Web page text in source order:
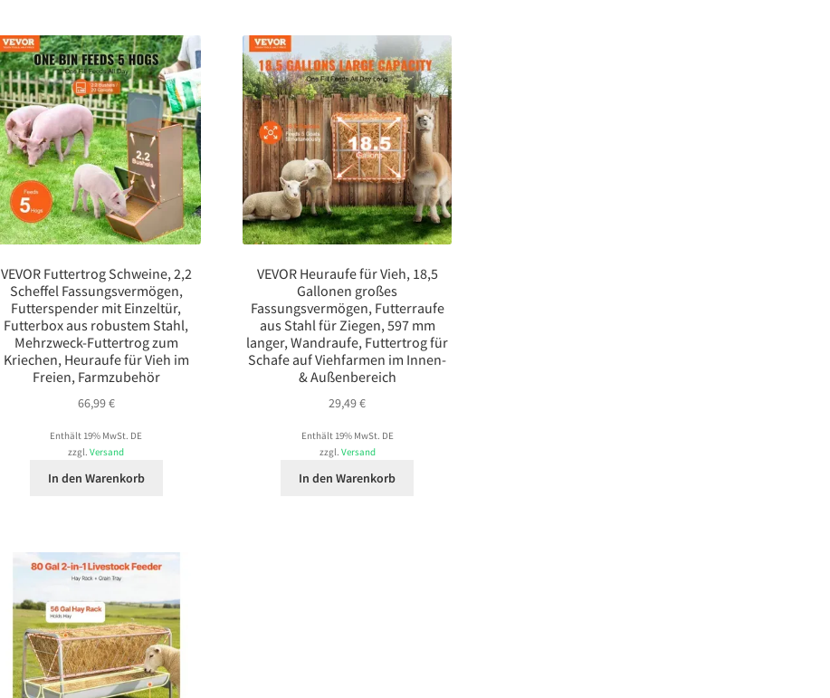
VEVOR Futtertrog Schweine, 2,2
Scheffel Fassungsvermögen,
Futterspender mit Einzeltür,
Futterbox aus robustem Stahl,
Mehrzweck-Futtertrog zum
Kriechen, Heuraufe für Vieh im
Freien, Farmzubehör
66,99€
Enthält 19% MwSt. DE
zzgl.Versand
In den Warenkorb
VEVOR Heuraufe für Vieh, 18,5
Gallonen großes
Fassungsvermögen, Futterraufe
aus Stahl für Ziegen, 597 mm
langer, Wandraufe, Futtertrog für
Schafe auf Viehfarmen im Innen-
& Außenbereich
29,49€
Enthält 19% MwSt. DE
zzgl. Versand
In den Warenkorb